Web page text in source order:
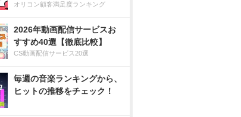
オリコン顧客満足度ランキング
2026年動画配信サービスお
すすめ40選【徹底比較】
CS動画配信サービス20選
毎週の音楽ランキングから、
ヒットの推移をチェック！